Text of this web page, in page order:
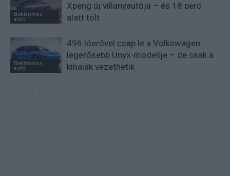
Elektromos
autó
Xpeng új villanyautója – és 18 perc
alatt tölt
Elektromos
autó
496 lóerővel csap le a Volkswagen
legerősebb Unyx-modellje – de csak a
kínaiak vezethetik